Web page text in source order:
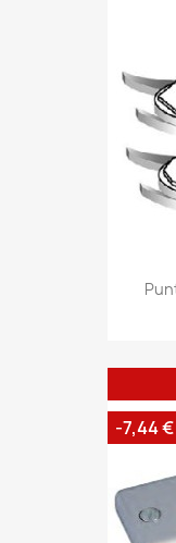
-7,44 €